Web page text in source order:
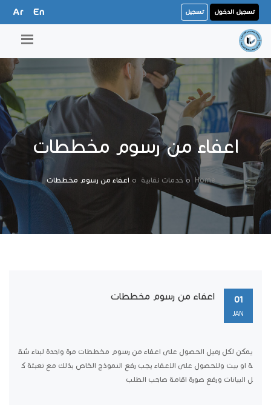
تسجيل الدخول تسجيل En
Ar
اعفاء من رسوم مخططات
Home خدمات نقابية اعفاء من رسوم مخططات
01
JAN
اعفاء من رسوم مخططات
يمكن لكل زميل الحصول على اعفاء من رسوم مخططات مرة واحدة لبناء شق
ة او بيت وللحصول على الاعفاء يجب رفع النموذج الخاص بذلك مع تعبئة ك
ل البيانات ورفع صورة اقامة صاحب الطلب